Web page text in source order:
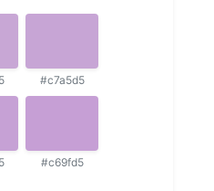
#c7a5d5
#c69fd5